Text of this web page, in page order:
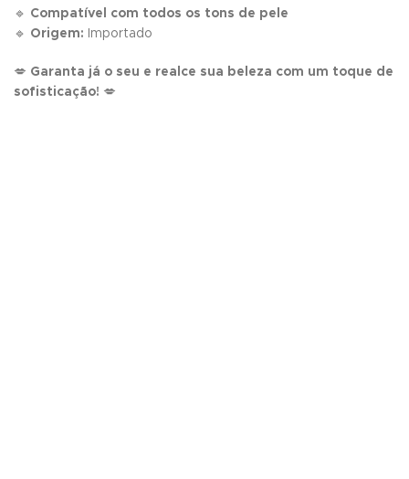
🔹 Compatível com todos os tons de pele
🔹 Origem: Importado
💋 Garanta já o seu e realce sua beleza com um toque de
sofisticação! 💋